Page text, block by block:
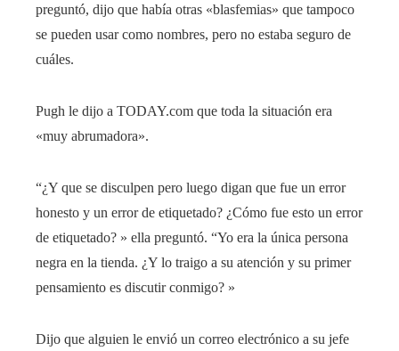
preguntó, dijo que había otras «blasfemias» que tampoco
se pueden usar como nombres, pero no estaba seguro de
cuáles.
Pugh le dijo a TODAY.com que toda la situación era
«muy abrumadora».
“¿Y que se disculpen pero luego digan que fue un error
honesto y un error de etiquetado? ¿Cómo fue esto un error
de etiquetado? » ella preguntó. “Yo era la única persona
negra en la tienda. ¿Y lo traigo a su atención y su primer
pensamiento es discutir conmigo? »
Dijo que alguien le envió un correo electrónico a su jefe